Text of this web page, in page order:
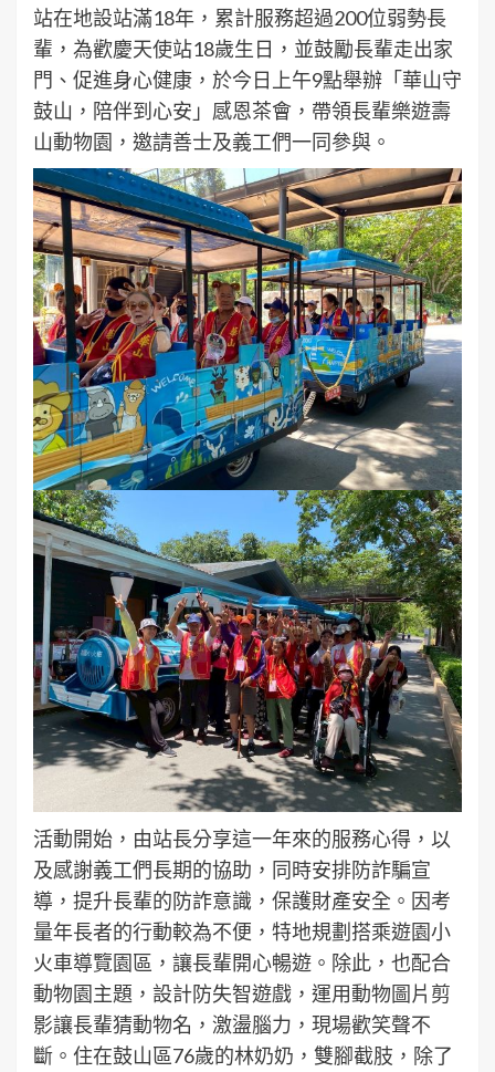
站在地設站滿18年，累計服務超過200位弱勢長
輩，為歡慶天使站18歲生日，並鼓勵長輩走出家
門、促進身心健康，於今日上午9點舉辦「華山守
鼓山，陪伴到心安」感恩茶會，帶領長輩樂遊壽
山動物園，邀請善士及義工們一同參與。
活動開始，由站長分享這一年來的服務心得，以
及感謝義工們長期的協助，同時安排防詐騙宣
導，提升長輩的防詐意識，保護財產安全。因考
量年長者的行動較為不便，特地規劃搭乘遊園小
火車導覽園區，讓長輩開心暢遊。除此，也配合
動物園主題，設計防失智遊戲，運用動物圖片剪
影讓長輩猜動物名，激盪腦力，現場歡笑聲不
斷。住在鼓山區76歲的林奶奶，雙腳截肢，除了